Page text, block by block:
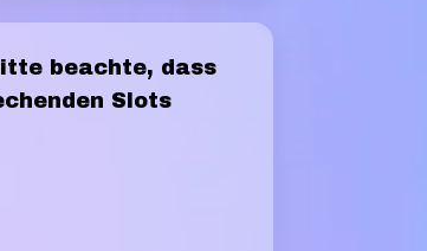
beachte, dass
Slots